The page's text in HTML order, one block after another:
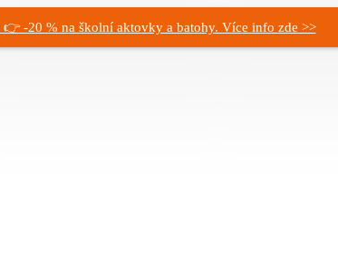
👉 -20 % na školní aktovky a batohy. Více info zde >>